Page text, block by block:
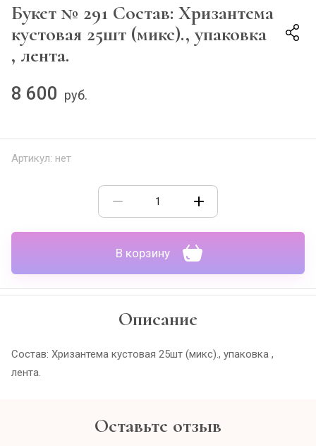
Букет № 291 Состав: Хризантема
кустовая 25шт (микс)., упаковка
, лента.
8 600 руб.
Артикул: нет
В корзину
Описание
Состав: Хризантема кустовая 25шт (микс)., упаковка ,
лента.
Оставьте отзыв